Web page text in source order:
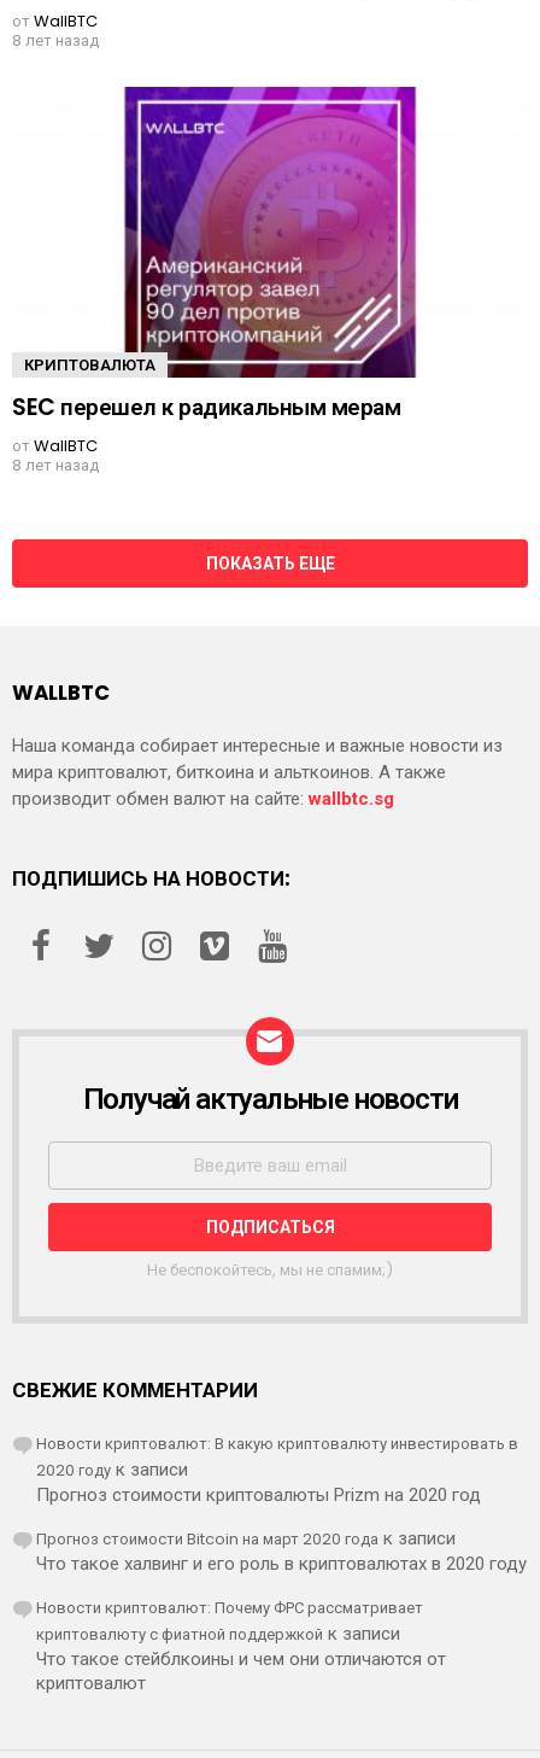
отWallBTC
8 лет назад
КРИПТОВАЛЮТА
SEC перешел к радикальным мерам
отWallBTC
8 лет назад
ПОКАЗАТЬ ЕЩЕ
WALLBTC
Наша команда собирает интересные и важные новости из
мира криптовалют, биткоина и альткоинов. А также
производит обмен валют на сайте:wallbtc.sg
ПОДПИШИСЬ НА НОВОСТИ:
С
Ы
Л
К
Получай актуальные новости
Не беспокойтесь, мы не спамим;)
СВЕЖИЕ КОММЕНТАРИИ
Новости криптовалют: В какую криптовалюту инвестировать в
2020 году к записи
Прогноз стоимости криптовалюты Prizm на 2020 год
Прогноз стоимости Bitcoin на март 2020 года к записи
Что такое халвинг и его роль в криптовалютах в 2020 году
Новости криптовалют: Почему ФРС рассматривает
криптовалюту с фиатной поддержкой к записи
Что такое стейблкоины и чем они отличаются от
криптовалют